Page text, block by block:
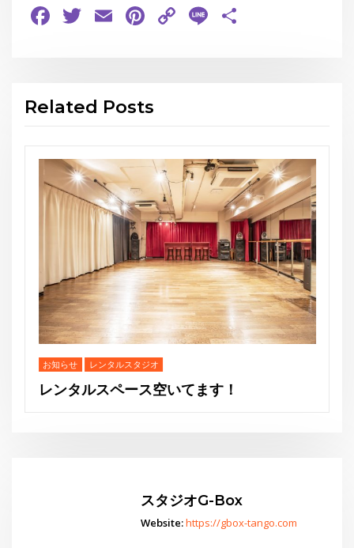
Facebook
Twitter
EmailPinterest
Copy
Line
Related Posts
お知らせ
THE GEORGE’S SHOW WINTER
スタジオG-Box
Website:https://gbox-tango.com
スタジオからお知らせ